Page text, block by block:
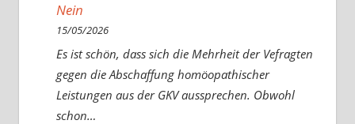
Nein
15/05/2026
Es ist schön, dass sich die Mehrheit der Vefragten
gegen die Abschaffung homöopathischer
Leistungen aus der GKV aussprechen. Obwohl
schon…